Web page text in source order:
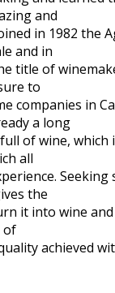
and
in 1982 the
and in
title of
to
companies in
a long
of wine, which
all
Seeking
the
it into wine
of
achieved